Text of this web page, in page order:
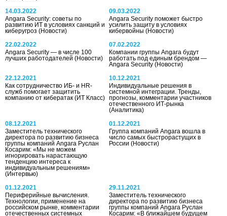
14.03.2022
Angara Security: советы по
развитию ИТ в условиях санкций и
киберугроз (Новости)
09.03.2022
Angara Security поможет быстро
усилить защиту в условиях
кибервойны(Новости)
22.02.2022
Angara Security — в числе 100
лучших работодателей (Новости)
07.02.2022
Компании группы Angara будут
работать под единым брендом —
Angara Security(Новости)
22.12.2021
Как сотрудничество ИБ- и HR-
служб помогает защитить
компанию от кибератак (ИТ Класс)
10.12.2021
Индивидуальные решения в
системной интеграции. Тренды,
прогнозы, комментарии участников
отечественного ИТ-рынка
(Аналитика)
08.12.2021
Заместитель технического
директора по развитию бизнеса
группы компаний Angara Руслан
Косарим: «Мы не можем
игнорировать нарастающую
тенденцию интереса к
индивидуальным решениям»
(Интервью)
01.12.2021
Группа компаний Angara вошла в
число самых быстрорастущих в
России(Новости)
01.12.2021
Периферийные вычисления.
Технологии, применение на
российском рынке, комментарии
отечественных системных
29.11.2021
Заместитель технического
директора по развитию бизнеса
группы компаний Angara Руслан
Косарим: «В ближайшем будущем